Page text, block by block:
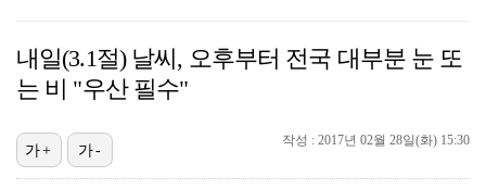
'리틀 김연경' 손서연 28점 폭발…U17 여자배구, …
[ST포토] 문정민, 힘찬 티샷
내일(3.1절) 날씨, 오후부터 전국 대부분 눈 또
는 비 "우산 필수"
작성 : 2017년 02월 28일(화) 15:30
가+ 가-